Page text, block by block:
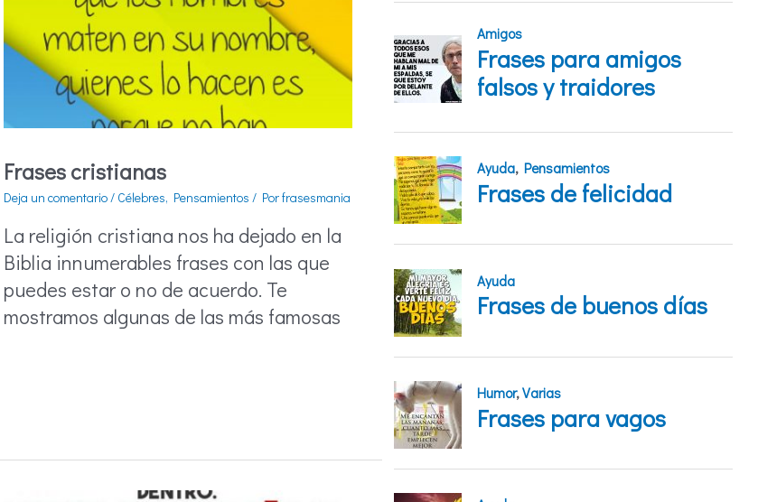
Frases cristianas
Deja un comentario/ Célebres, Pensamientos / Porfrasesmania
La religión cristiana nos ha dejado en la
Biblia innumerables frases con las que
puedes estar o no de acuerdo. Te
mostramos algunas de las más famosas